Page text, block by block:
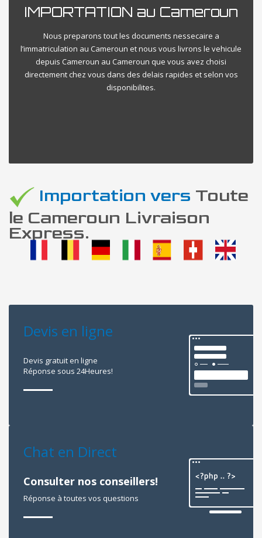
IMPORTATION au Cameroun
Nous preparons tout les documents nessecaire a
l’immatriculation au Cameroun et nous vous livrons le vehicule
depuis Cameroun au Cameroun que vous avez choisi
directement chez vous dans des delais rapides et selon vos
disponibilites.
Importation vers Toute
le Cameroun Livraison
Express.
Devis en ligne
Devis gratuit en ligne
Réponse sous 24Heures!
Chat en Direct
Consulter nos conseillers!
Réponse à toutes vos questions